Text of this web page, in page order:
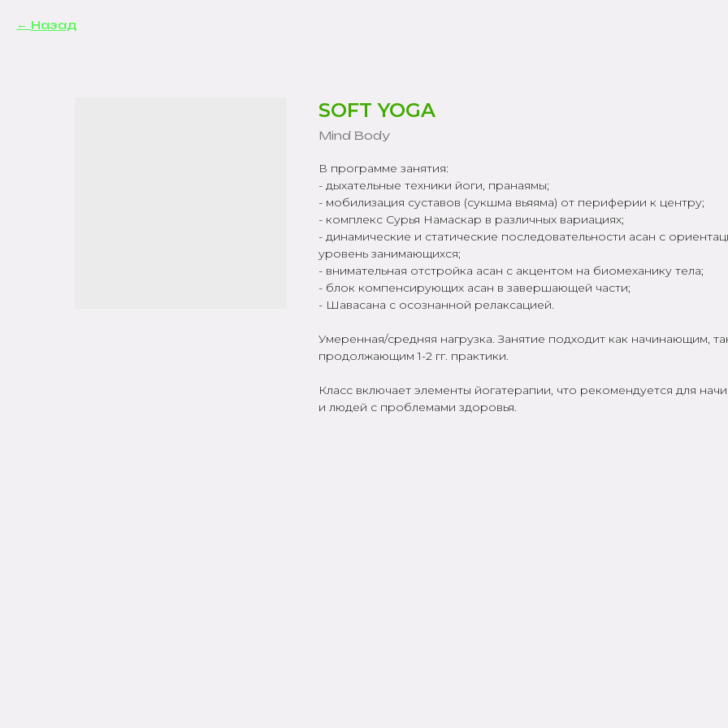
Назад
SOFT YOGA
Mind Body
В программе занятия:
- дыхательные техники йоги, пранаямы;
- мобилизация суставов (сукшма вьяяма) от периферии к центру;
- комплекс Сурья Намаскар в различных вариациях;
- динамические и статические последовательности асан с
уровень занимающихся;
- внимательная отстройка асан с акцентом на биомеханику тела;
- блок компенсирующих асан в завершающей части;
- Шавасана с осознанной релаксацией.
Умеренная/средняя нагрузка. Занятие подходит как начинающим,
продолжающим 1-2 гг. практики.
Класс включает элементы йогатерапии, что рекомендуется для
и людей с проблемами здоровья.